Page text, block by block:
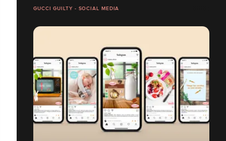
GUCCI GUILTY - SOCIAL MEDIA